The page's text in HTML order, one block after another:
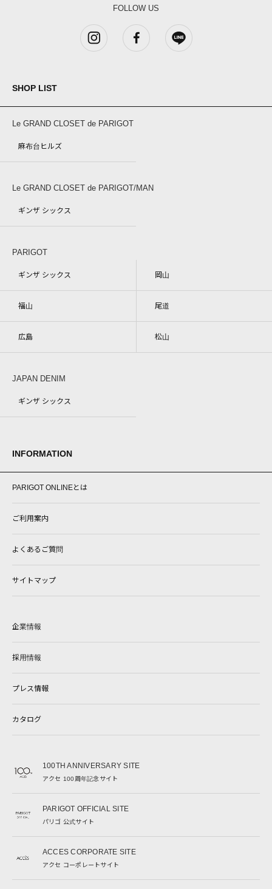
FOLLOW US
SHOP LIST
Le GRAND CLOSET de PARIGOT
麻布台ヒルズ
Le GRAND CLOSET de PARIGOT/MAN
ギンザ シックス
PARIGOT
ギンザ シックス 岡山
福山 尾道
広島 松山
JAPAN DENIM
ギンザ シックス
INFORMATION
PARIGOT ONLINEとは
ご利用案内
よくあるご質問
サイトマップ
企業情報
採用情報
プレス情報
カタログ
100TH ANNIVERSARY SITE
アクセ 100周年記念サイト
PARIGOT OFFICIAL SITE
パリゴ 公式サイト
ACCES CORPORATE SITE
アクセ コーポレートサイト